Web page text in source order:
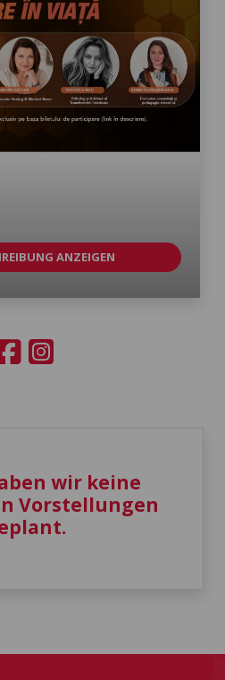
ANZEIGEN
wir keine
Vorstellungen